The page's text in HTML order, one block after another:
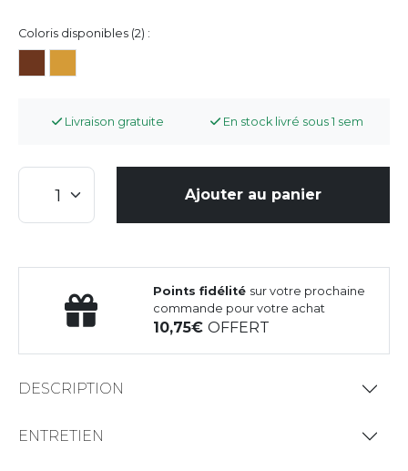
Coloris disponibles (2) :
Livraison gratuite En stock livré sous 1 sem
Ajouter au panier
Points fidélité sur votre prochaine
commande pour votre achat
10,75OFFERT
DESCRIPTION
ENTRETIEN